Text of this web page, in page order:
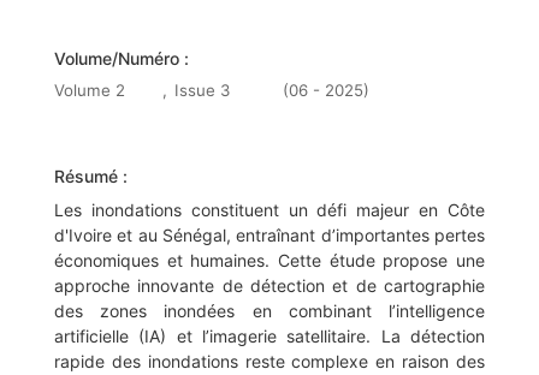
Volume/Numéro :
Volume 2 , Issue 3 (06 - 2025)
Résumé :
Les inondations constituent un défi majeur en Côte
d'Ivoire et au Sénégal, entraînant d’importantes pertes
économiques et humaines. Cette étude propose une
approche innovante de détection et de cartographie
des zones inondées en combinant l’intelligence
artificielle (IA) et l’imagerie satellitaire. La détection
rapide des inondations reste complexe en raison des